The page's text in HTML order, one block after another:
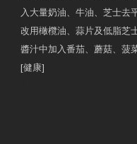
入大量奶油、牛油、芝士去
改用橄欖油、蒜片及低脂芝
醬汁中加入番茄、蘑菇、菠
[健康]